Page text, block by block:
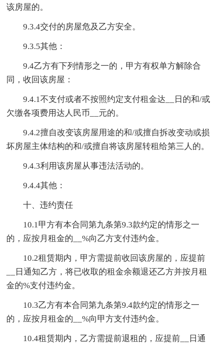
该房屋的。
9.3.4交付的房屋危及乙方安全。
9.3.5其他：
9.4乙方有下列情形之一的，甲方有权单方解除合
同，收回该房屋：
9.4.1不支付或者不按照约定支付租金达__日的和/或
欠缴各项费用达人民币__元的。
9.4.2擅自改变该房屋用途的和/或擅自拆改变动或损
坏房屋主体结构的和/或擅自将该房屋转租给第三人的。
9.4.3利用该房屋从事违法活动的。
9.4.4其他：
十、违约责任
10.1甲方有本合同第九条第9.3款约定的情形之一
的，应按月租金的__%向乙方支付违约金。
10.2租赁期内，甲方需提前收回该房屋的，应提前
__日通知乙方，将已收取的租金余额退还乙方并按月租
金的%支付违约金。
10.3乙方有本合同第九条第9.4款约定的情形之一
的，应按月租金的__%向甲方支付违约金。
10.4租赁期内，乙方需提前退租的，应提前__日通